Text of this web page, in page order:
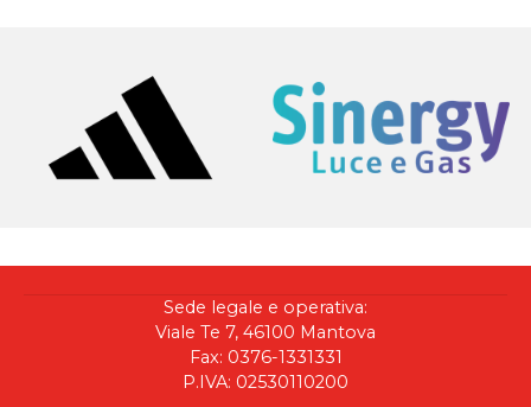
Sede legale e operativa:
Viale Te 7, 46100 Mantova
Fax: 0376-1331331
P.IVA: 02530110200